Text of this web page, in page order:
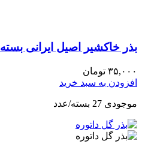
بذر خاکشیر اصیل ایرانی بسته 1000 عددی
۳۵,۰۰۰ تومان
افزودن به سبد خرید
موجودی 27 بسته/عدد